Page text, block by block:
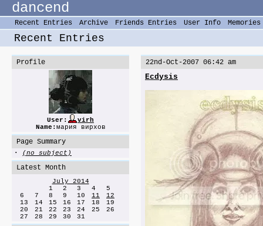
dancend
Recent Entries Archive Friends Entries User Info Memories
Recent Entries
Profile
User:
virh
Name: мария вирхов
Page Summary
· (no subject)
Latest Month
July 2014
1
2 3 4
5
6
7 8 9 10 11
12
13
14 15 16 17 18
19
20
21 22 23 24 25
26
27
28 29 30 31
22nd-Oct-2007 06:42 am
Ecdysis